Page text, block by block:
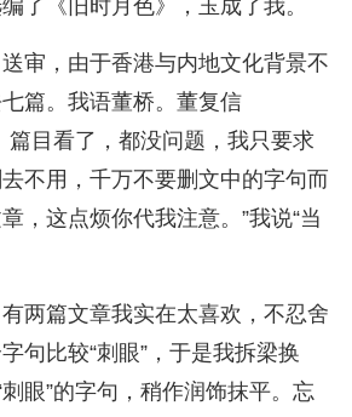
了《旧时月色》，玉成了我。
送审，由于香港与内地文化背景不
篇。我语董桥。董复信
篇目看了，都没问题，我只要求
不用，千万不要删文中的字句而
，这点烦你代我注意。”我说“当
两篇文章我实在太喜欢，不忍舍
句比较“刺眼”，于是我拆梁换
刺眼”的字句，稍作润饰抹平。忘